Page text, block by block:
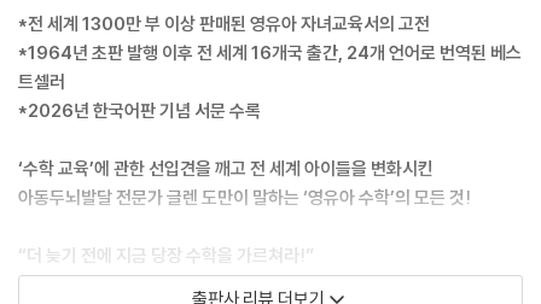
렇게 하고 있었기 때문이다.
--- pp.30-31 「1장. 아이들은 수학머리를 타고난다」 중에서
먼저, 수학이라는 체계 자체는 인간의 뇌에 내장된 기능이 아니다. 인간은
발명한 것과는 달리, 모든 인간이 수학을 발명한 것은 아니다. 인간이 속해
살았던 여러 부족 중에는 브라질 싱구 지역의 몇몇 부족처럼 전혀 셈을 하
아이에게 수학적 사실을 가르치고, 기호로서의 숫자 ‘1, 2, 3, 4, 5, 6…’이
나 로마자 ‘I, II, III, IV, V, VI…’이 아닌 ‘하나, 둘, 셋, 넷…’ 같은 수의 개념을
*전 세계 1300만 부 이상 판매된 영유아 자녀교육서의 고전
*1964년 초판 발행 이후 전 세계 16개국 출간, 24개 언어로 번역된 베스
트셀러
*2026년 한국어판 기념 서문 수록
‘수학 교육’에 관한 선입견을 깨고 전 세계 아이들을 변화시킨
아동두뇌발달 전문가 글렌 도만이 말하는 ‘영유아 수학’의 모든 것!
“더 늦기 전에 지금 당장 수학을 가르쳐라!”
출판사 리뷰 더보기